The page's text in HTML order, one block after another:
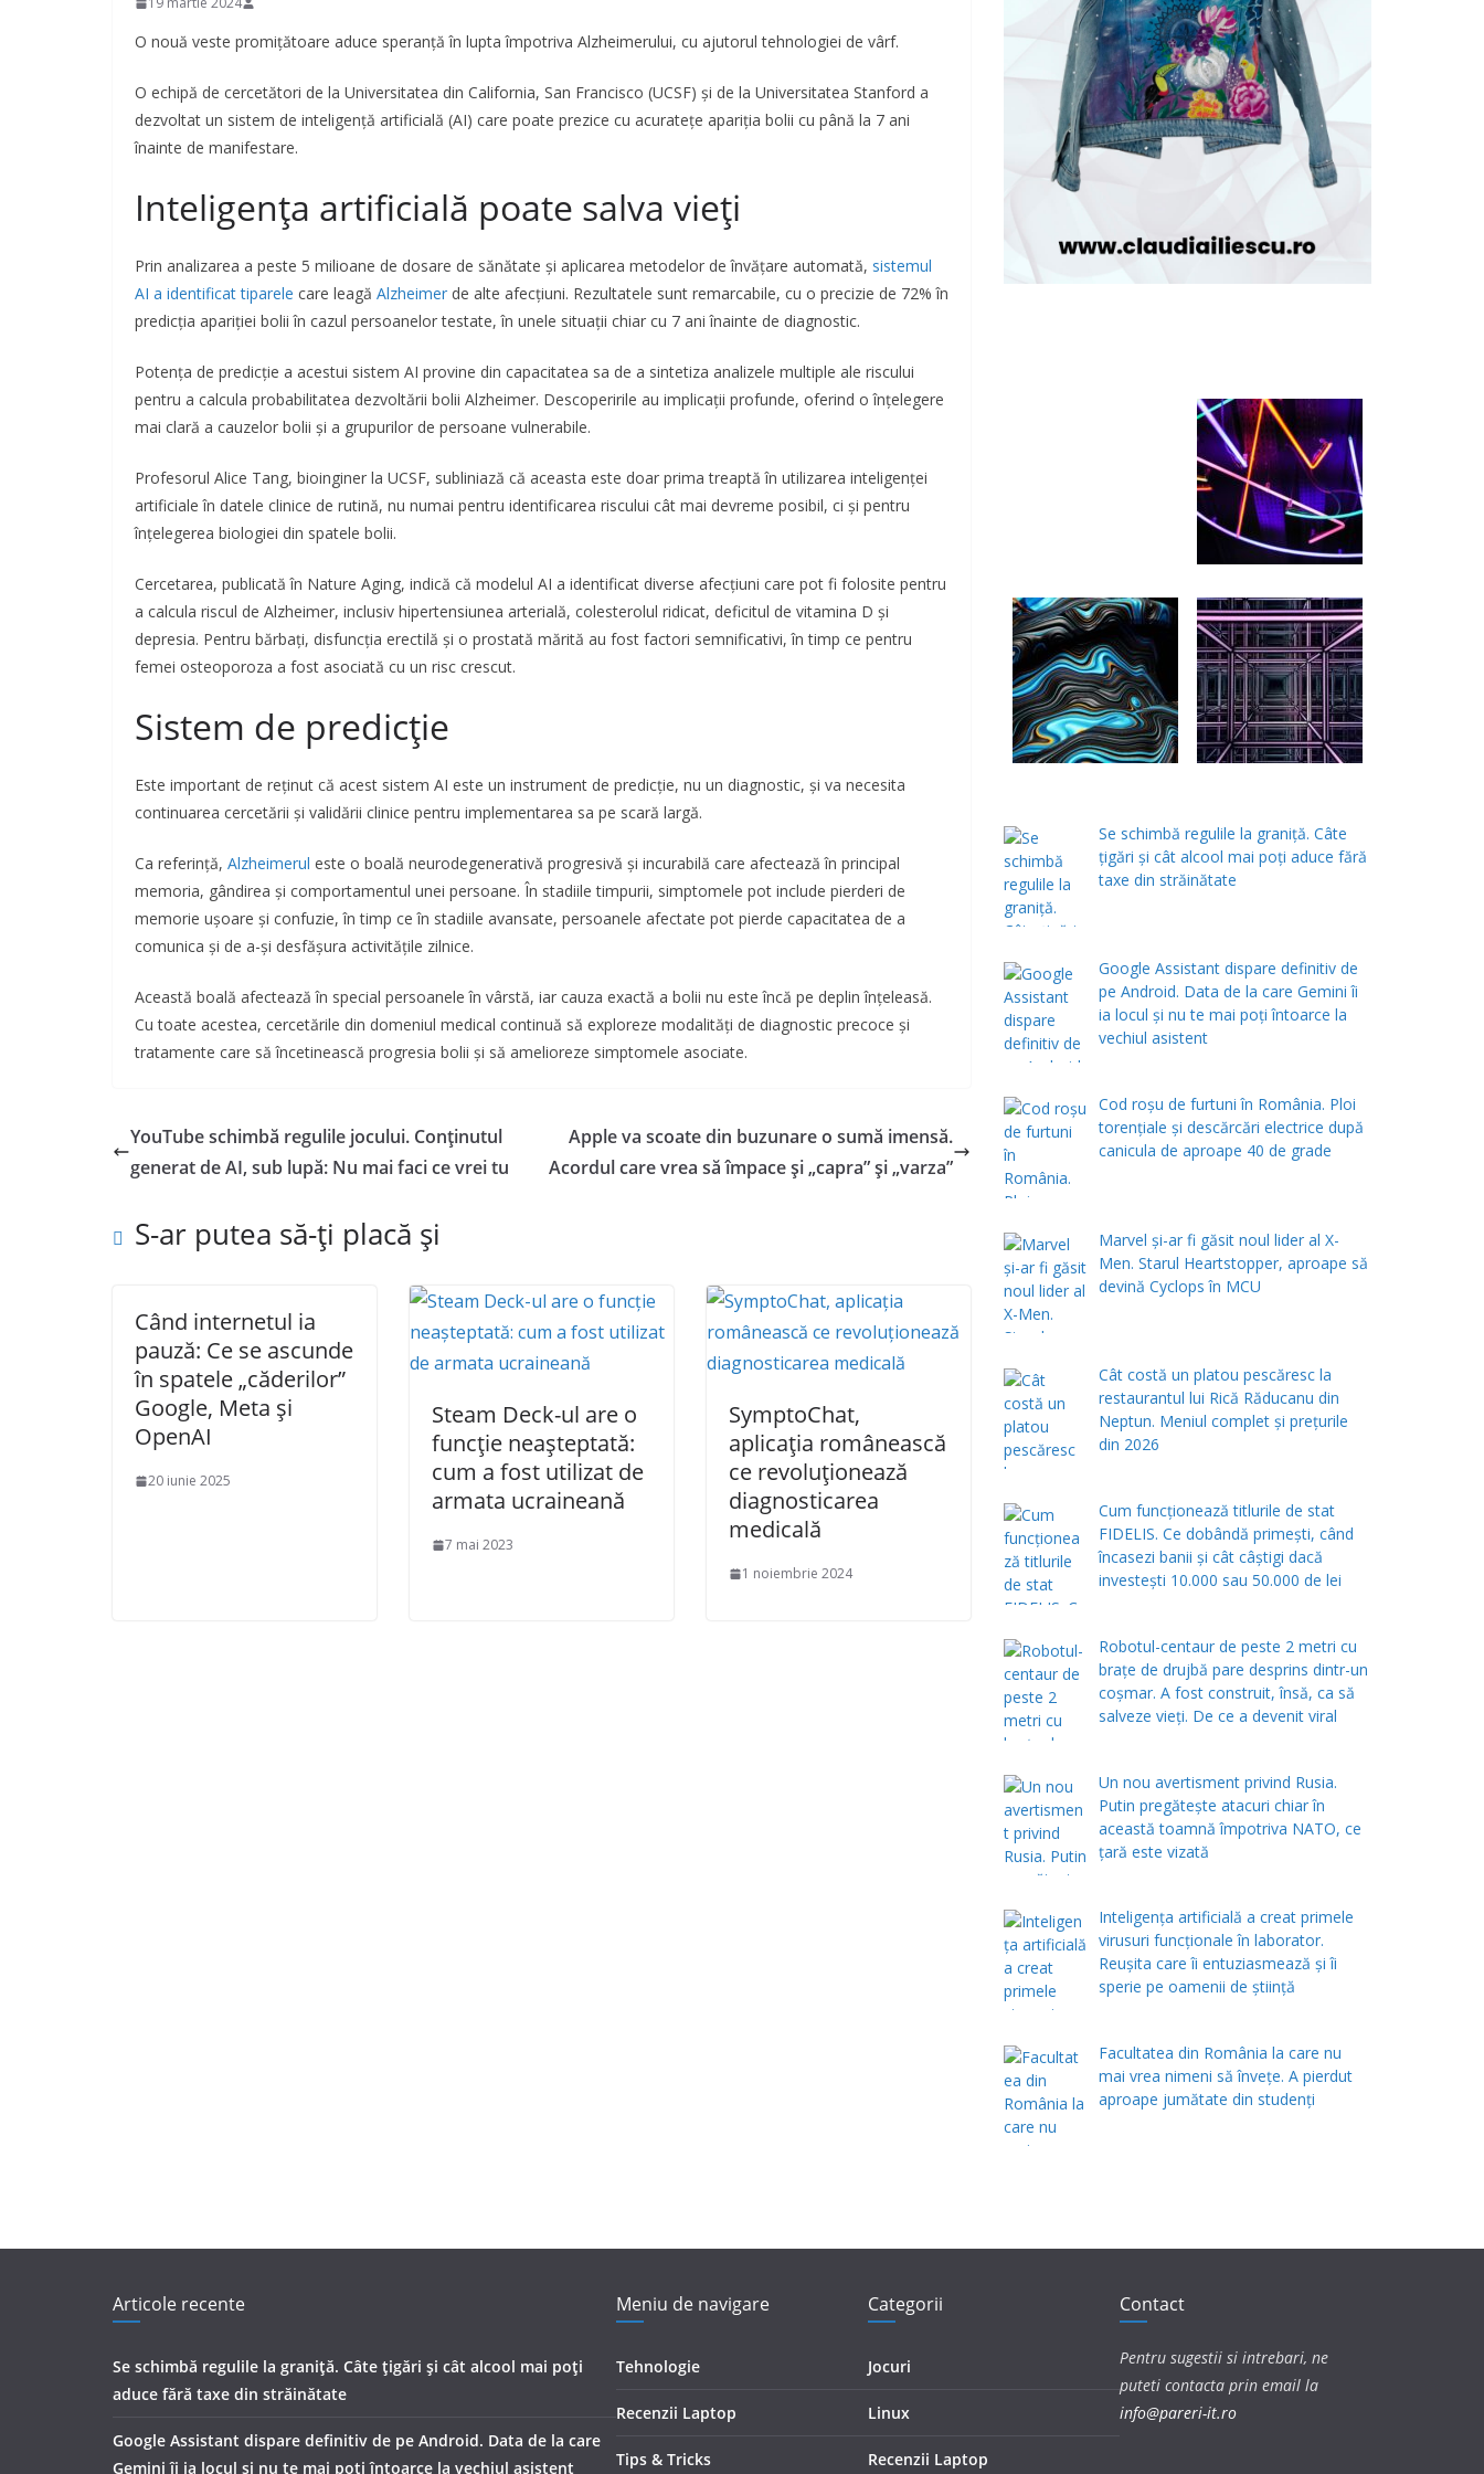
O nouă veste promițătoare aduce speranță în lupta împotriva Alzheimerului, cu ajutorul tehnologiei de vârf.
O echipă de cercetători de la Universitatea din California, San Francisco (UCSF) și de la Universitatea Stanford a
dezvoltat un sistem de inteligență artificială (AI) care poate prezice cu acuratețe apariția bolii cu până la 7 ani
înainte de manifestare.
Inteligența artificială poate salva vieți
Prin analizarea a peste 5 milioane de dosare de sănătate și aplicarea metodelor de învățare automată, sistemul
AI a identificat tiparele care leagă Alzheimer de alte afecțiuni. Rezultatele sunt remarcabile, cu o precizie de 72% în
predicția apariției bolii în cazul persoanelor testate, în unele situații chiar cu 7 ani înainte de diagnostic.
Potența de predicție a acestui sistem AI provine din capacitatea sa de a sintetiza analizele multiple ale riscului
pentru a calcula probabilitatea dezvoltării bolii Alzheimer. Descoperirile au implicații profunde, oferind o înțelegere
mai clară a cauzelor bolii și a grupurilor de persoane vulnerabile.
Profesorul Alice Tang, bioinginer la UCSF, subliniază că aceasta este doar prima treaptă în utilizarea inteligenței
artificiale în datele clinice de rutină, nu numai pentru identificarea riscului cât mai devreme posibil, ci și pentru
înțelegerea biologiei din spatele bolii.
Cercetarea, publicată în Nature Aging, indică că modelul AI a identificat diverse afecțiuni care pot fi folosite pentru
a calcula riscul de Alzheimer, inclusiv hipertensiunea arterială, colesterolul ridicat, deficitul de vitamina D și
depresia. Pentru bărbați, disfuncția erectilă și o prostată mărită au fost factori semnificativi, în timp ce pentru
femei osteoporoza a fost asociată cu un risc crescut.
Sistem de predicție
Este important de reținut că acest sistem AI este un instrument de predicție, nu un diagnostic, și va necesita
continuarea cercetării și validării clinice pentru implementarea sa pe scară largă.
Ca referință, Alzheimerul este o boală neurodegenerativă progresivă și incurabilă care afectează în principal
memoria, gândirea și comportamentul unei persoane. În stadiile timpurii, simptomele pot include pierderi de
memorie ușoare și confuzie, în timp ce în stadiile avansate, persoanele afectate pot pierde capacitatea de a
comunica și de a-și desfășura activitățile zilnice.
Această boală afectează în special persoanele în vârstă, iar cauza exactă a bolii nu este încă pe deplin înțeleasă.
Cu toate acestea, cercetările din domeniul medical continuă să exploreze modalități de diagnostic precoce și
tratamente care să încetinească progresia bolii și să amelioreze simptomele asociate.
YouTube schimbă regulile jocului. Conținutul
generat de AI, sub lupă: Nu mai faci ce vrei tu
Apple va scoate din buzunare o sumă imensă.
Acordul care vrea să împace și „capra” și „varza”
S-ar putea să-ți placă și
Când internetul ia
pauză: Ce se ascunde
în spatele „căderilor”
Google, Meta și
OpenAI
20 iunie 2025
Steam Deck-ul are o
funcție neașteptată:
cum a fost utilizat de
armata ucraineană
7 mai 2023
SymptoChat,
aplicația românească
ce revoluționează
diagnosticarea
medicală
1 noiembrie 2024
Se schimbă regulile la graniță. Câte
țigări și cât alcool mai poți aduce fără
taxe din străinătate
Google Assistant dispare definitiv de
pe Android. Data de la care Gemini îi
ia locul și nu te mai poți întoarce la
vechiul asistent
Cod roșu de furtuni în România. Ploi
torențiale și descărcări electrice după
canicula de aproape 40 de grade
Marvel și-ar fi găsit noul lider al X-
Men. Starul Heartstopper, aproape să
devină Cyclops în MCU
Cât costă un platou pescăresc la
restaurantul lui Rică Răducanu din
Neptun. Meniul complet şi preţurile
din 2026
Cum funcționează titlurile de stat
FIDELIS. Ce dobândă primești, când
încasezi banii şi cât câștigi dacă
investești 10.000 sau 50.000 de lei
Robotul-centaur de peste 2 metri cu
brațe de drujbă pare desprins dintr-un
coșmar. A fost construit, însă, ca să
salveze vieți. De ce a devenit viral
Un nou avertisment privind Rusia.
Putin pregăteşte atacuri chiar în
această toamnă împotriva NATO, ce
țară este vizată
Inteligența artificială a creat primele
virusuri funcționale în laborator.
Reușita care îi entuziasmează și îi
sperie pe oamenii de știință
Facultatea din România la care nu
mai vrea nimeni să înveţe. A pierdut
aproape jumătate din studenţi
Articole recente
Se schimbă regulile la graniță. Câte țigări și cât alcool mai poți
aduce fără taxe din străinătate
Google Assistant dispare definitiv de pe Android. Data de la care
Gemini îi ia locul și nu te mai poți întoarce la vechiul asistent
Meniu de navigare
Tehnologie
Recenzii Laptop
Tips & Tricks
Categorii
Jocuri
Linux
Recenzii Laptop
Contact
Pentru sugestii si intrebari, ne
puteti contacta prin email la
info@pareri-it.ro